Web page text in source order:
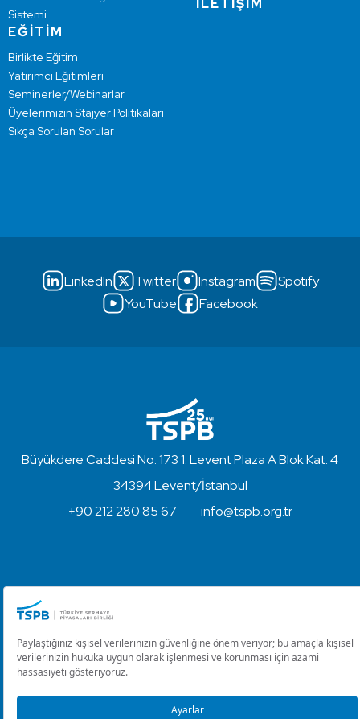
Sistemi
EĞİTİM
Birlikte Eğitim
Yatırımcı Eğitimleri
Seminerler/Webinarlar
Üyelerimizin Stajyer Politikaları
Sıkça Sorulan Sorular
İLETİŞİM
LinkedIn Twitter Instagram
Spotify
YouTube
Facebook
Büyükdere Caddesi No: 173 1. Levent Plaza A Blok Kat: 4
34394 Levent/İstanbul
+90 212 280 85 67
info@tspb.org.tr
Kullanım Koşulları ve Gizlilik
Çerez Ayarlarını Düzenle